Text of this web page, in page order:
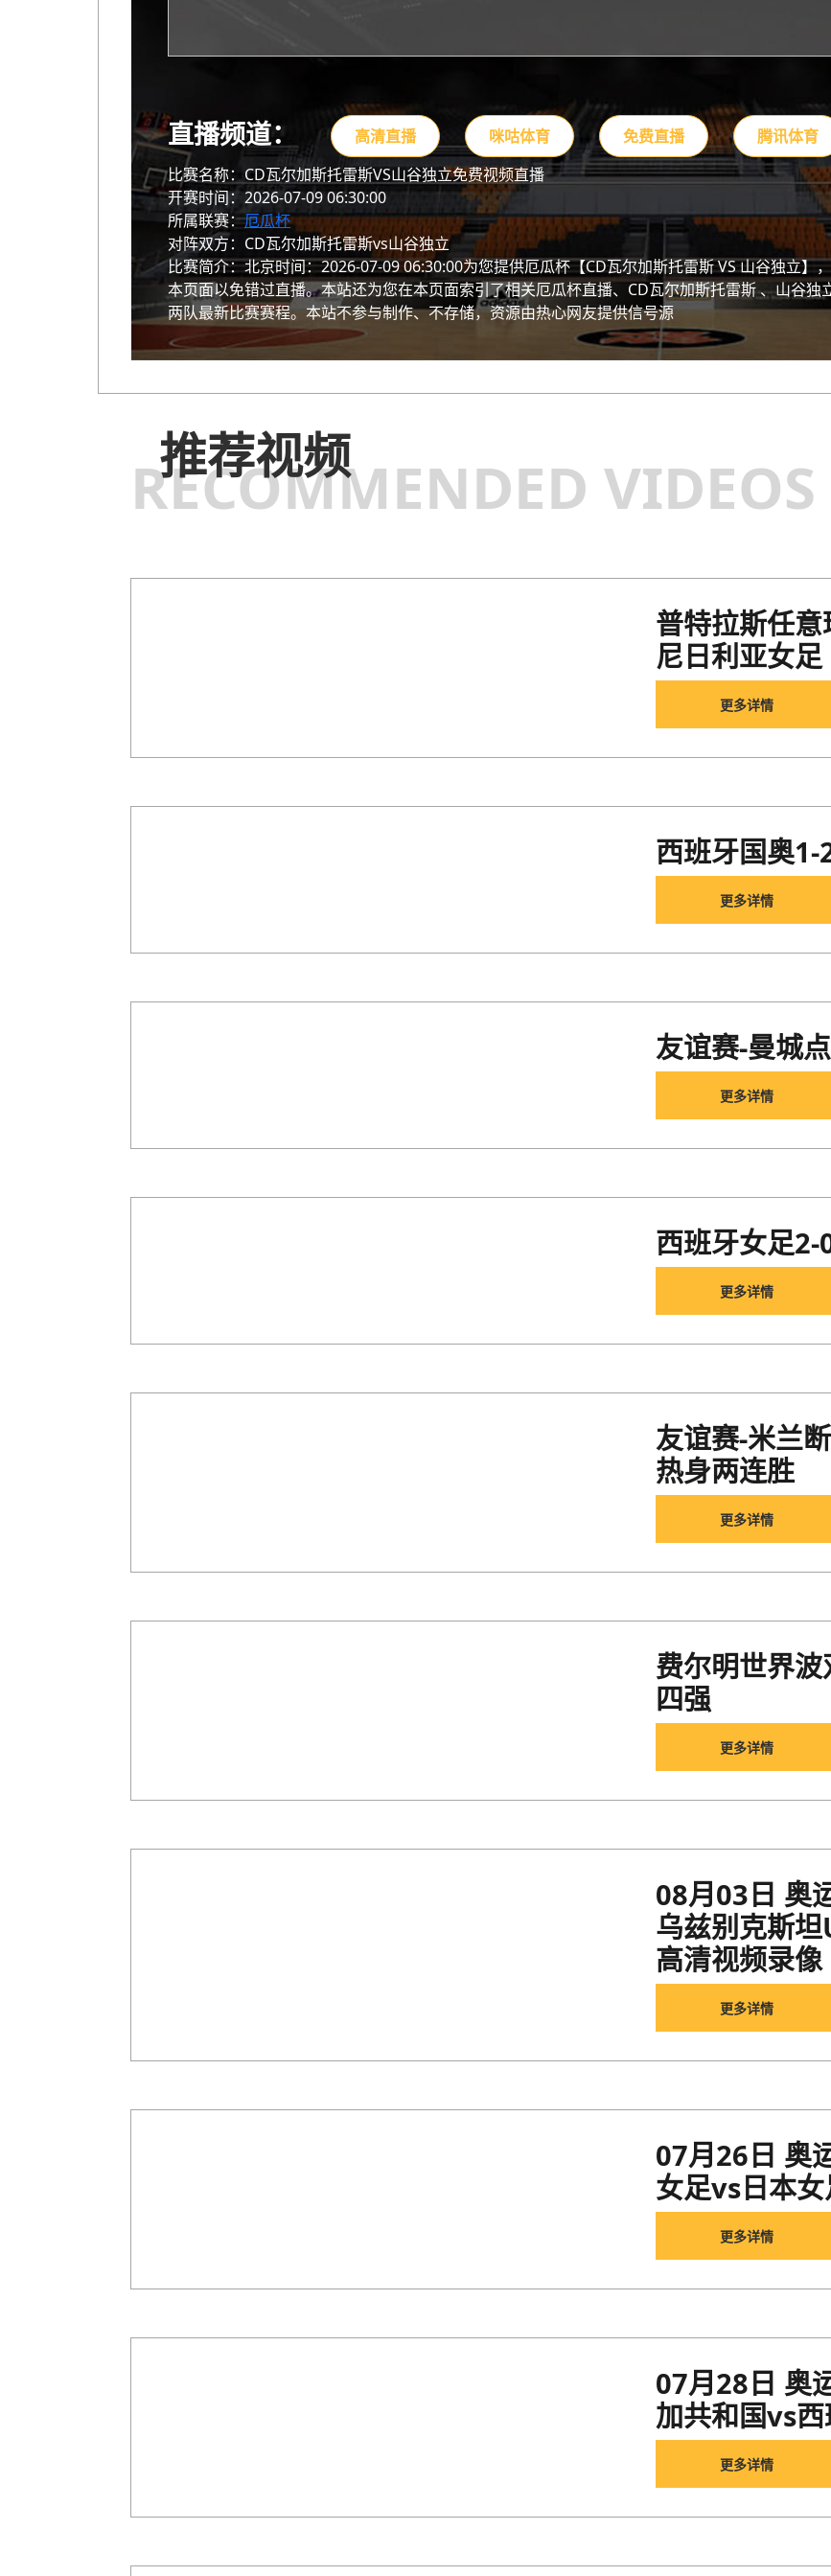
直播频道： 高清直播 咪咕体育 免费直播
腾讯体育
比赛名称：CD瓦尔加斯托雷斯VS山谷独立免费视频直播
开赛时间：2026-07-09 06:30:00
所属联赛：厄瓜杯
对阵双方：CD瓦尔加斯托雷斯vs山谷独立
比赛简介：北京时间：2026-07-09 06:30:00为您提供厄瓜杯【CD瓦尔加斯托雷斯 VS 山谷独立】
本页面以免错过直播。本站还为您在本页面索引了相关厄瓜杯直播、CD瓦尔加斯托雷斯 、山谷
两队最新比赛赛程。本站不参与制作、不存储，资源由热心网友提供信号源
推荐视频
RECOMMENDED VIDEOS
普特拉斯任
尼日利亚女足
更多详情
西班牙国奥1-
更多详情
友谊赛-曼城
更多详情
西班牙女足2-
更多详情
友谊赛-米兰
热身两连胜
更多详情
费尔明世界
四强
更多详情
08月03日 奥
乌兹别克斯
高清视频录像
更多详情
07月26日 奥
女足vs日本
更多详情
07月28日 奥
加共和国vs
更多详情